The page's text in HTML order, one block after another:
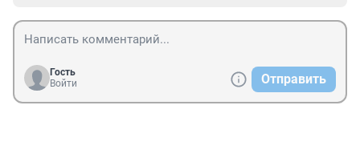
Гость
Войти
Отправить